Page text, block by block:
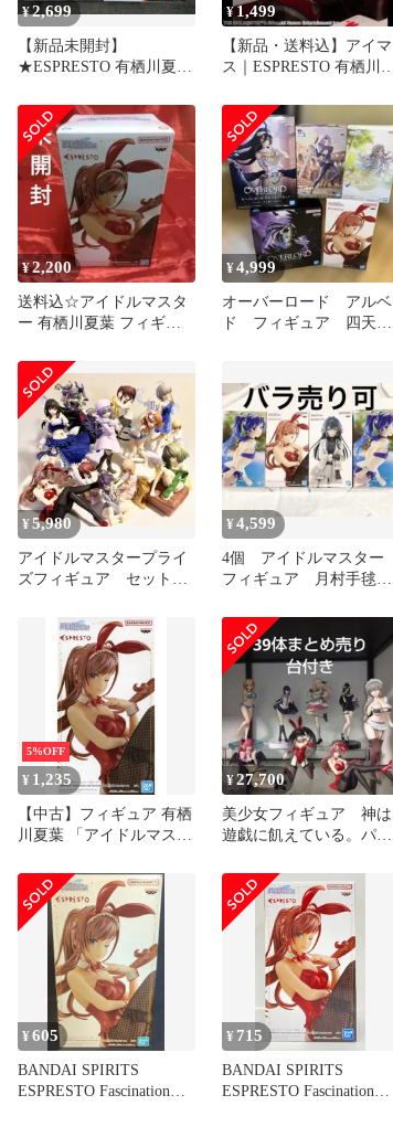
¥2,699
【新品未開封】
★ESPRESTO 有栖川夏葉
¥1,499
【新品・送料込】アイマ
ス｜ESPRESTO 有栖川夏
¥2,200
送料込☆アイドルマスタ
ー 有栖川夏葉 フィギュ
¥4,999
オーバーロード アルベ
ド フィギュア 四天王
¥5,980
アイドルマスタープライ
ズフィギュア セット
¥4,599
4個 アイドルマスター
フィギュア 月村手毬
千早 水着
5%OFF
¥ 1,235
【中古】フィギュア 有栖
川夏葉 「アイドルマスタ
ESPRESTO-Fascination
and Stockings-有栖川夏葉
Repaint ver.
¥27,700
美少女フィギュア 神は
遊戯に飢えている。パー
トまとめ売り
¥605
BANDAI SPIRITS
ESPRESTO Fascination
¥ 715
BANDAI SPIRITS
ESPRESTO Fascination